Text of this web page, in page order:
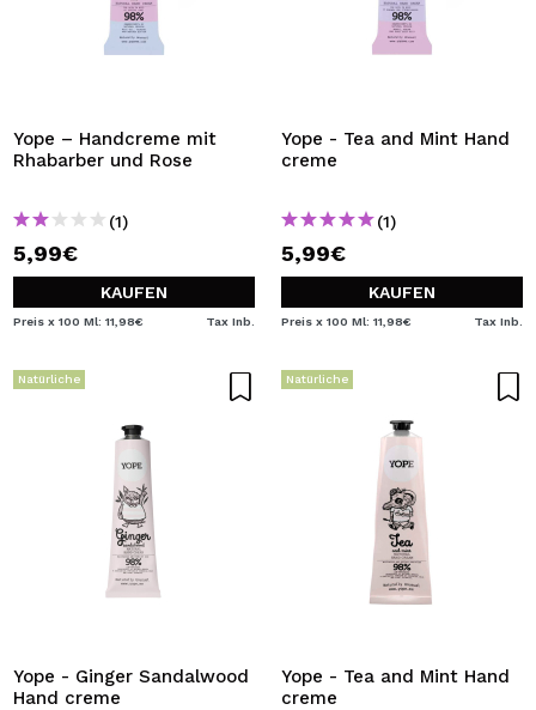
Yope – Handcreme mit
Rhabarber und Rose
(1)
5,99€
KAUFEN
Preis x 100 Ml: 11,98€ Tax Inb.
Yope - Tea and Mint Hand
creme
(1)
5,99€
KAUFEN
Preis x 100 Ml: 11,98€ Tax Inb.
Natürliche
Yope - Ginger Sandalwood
Hand creme
Natürliche
Yope - Tea and Mint Hand
creme